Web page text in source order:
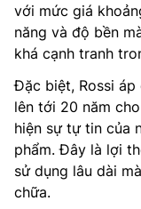
với mức giá
năng và độ bền
khá cạnh tranh
Đặc biệt, Rossi áp
lên tới 20 năm
hiện sự tự tin của
phẩm. Đây là lợi
sử dụng lâu dài
chữa.